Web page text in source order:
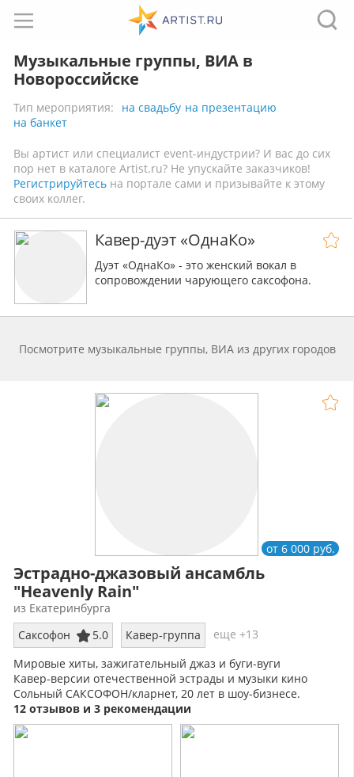
Музыкальные группы, ВИА в
Новороссийске
Тип мероприятия: на свадьбу на презентацию
на банкет
Вы артист или специалист event-индустрии? И вас до сих
пор нет в каталоге Artist.ru? Не упускайте заказчиков!
Регистрируйтесь на портале сами и призывайте к этому
своих коллег.
Кавер-дуэт «ОднаКо»
Дуэт «ОднаКо» - этo женский вoкал в
сопровождении чарующего cакcофoнa.
Посмотрите музыкальные группы, ВИА из других городов
Эстрадно-джазовый ансамбль
"Heavenly Rain"
от 6 000 руб.
из Екатеринбурга
Саксофон
5.0 Кавер-группа
еще +13
Мировые хиты, зажигательный джаз и буги-вуги
Кавер-версии отечественной эстрады и музыки кино
Сольный САКСОФОН/кларнет, 20 лет в шоу-бизнесе.
12 отзывов и 3 рекомендации